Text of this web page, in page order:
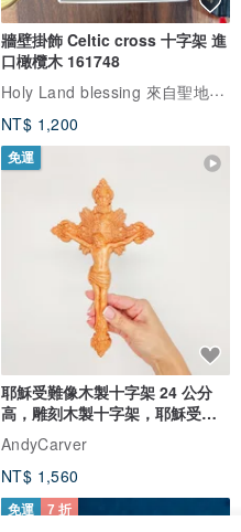
牆壁掛飾 Celtic cross 十字架 進
口橄欖木 161748
Holy Land blessing 來自聖地的祝福
NT$ 1,200
免運
耶穌受難像木製十字架 24 公分
高，雕刻木製十字架，耶穌受難
像天主教十字架
AndyCarver
NT$ 1,560
免運 7 折